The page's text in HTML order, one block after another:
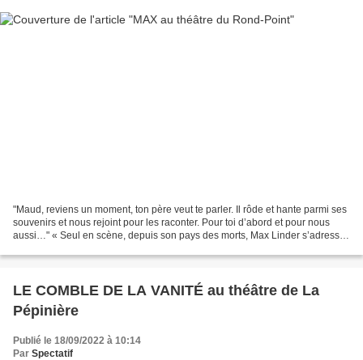
"Maud, reviens un moment, ton père veut te parler. Il rôde et hante parmi ses
souvenirs et nous rejoint pour les raconter. Pour toi d’abord et pour nous
aussi…" « Seul en scène, depuis son pays des morts, Max Linder s’adresse
LE COMBLE DE LA VANITÉ au théâtre de La
Pépinière
Publié le 18/09/2022 à 10:14
Par Spectatif